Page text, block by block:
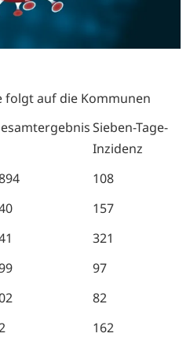
folgt auf die Kommunen
Sieben-Tage-
Inzidenz
108
157
321
97
82
162